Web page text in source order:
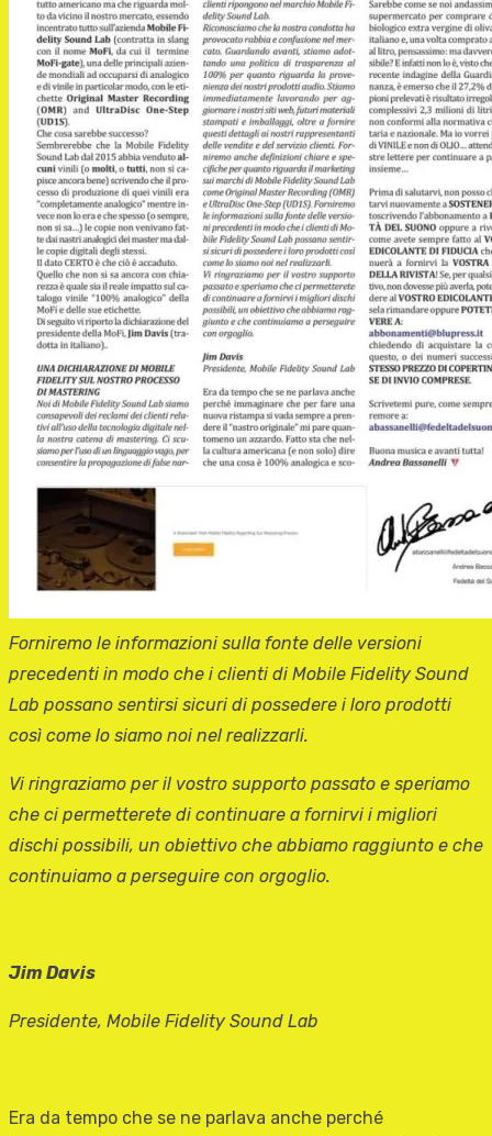
Forniremo le informazioni sulla fonte delle versioni
precedenti in modo che i clienti di Mobile Fidelity Sound
Lab possano sentirsi sicuri di possedere i loro prodotti
così come lo siamo noi nel realizzarli.
Vi ringraziamo per il vostro supporto passato e speriamo
che ci permetterete di continuare a fornirvi i migliori
dischi possibili, un obiettivo che abbiamo raggiunto e che
continuiamo a perseguire con orgoglio.
Jim Davis
Presidente, Mobile Fidelity Sound Lab
Era da tempo che se ne parlava anche perché